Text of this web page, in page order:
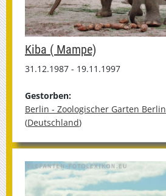
Kiba ( Mampe)
31.12.1987 - 19.11.1997
Gestorben:
Berlin - Zoologischer Garten Berlin
(Deutschland)